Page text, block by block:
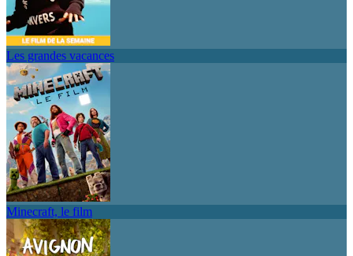
Les grandes vacances
Minecraft, le film